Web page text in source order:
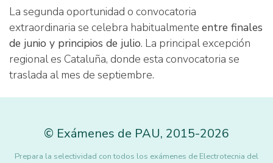
La segunda oportunidad o convocatoria
extraordinaria se celebra habitualmente entre finales
de junio y principios de julio. La principal excepción
regional es Cataluña, donde esta convocatoria se
traslada al mes de septiembre.
© Exámenes de PAU, 2015-2026
Prepara la selectividad con todos los exámenes de Electrotecnia del